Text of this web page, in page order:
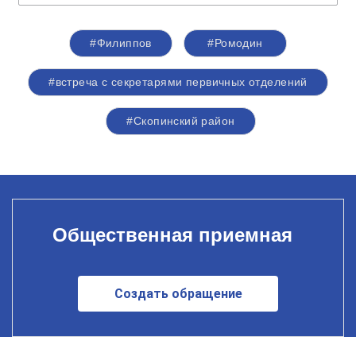
#Филиппов #Ромодин
#встреча с секретарями первичных отделений
#Скопинский район
Общественная приемная
Создать обращение